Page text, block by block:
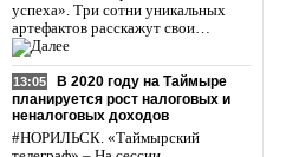
успеха». Три сотни уникальных
артефактов расскажут свои…
13:05
В 2020 году на Таймыре
планируется рост налоговых и
неналоговых доходов
#НОРИЛЬСК. «Таймырский